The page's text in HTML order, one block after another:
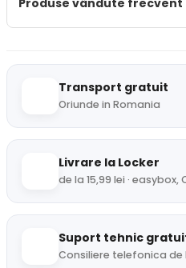
Transport gratuit
Oriunde in Romania
Livrare la Locker
de la 15,99 lei ·
Suport tehnic
Consiliere telefonica